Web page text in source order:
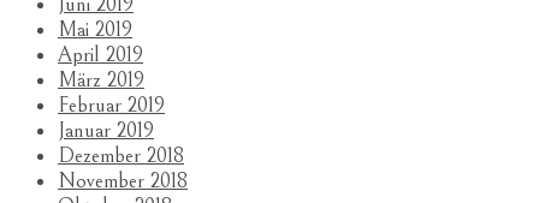
Mai 2019
April 2019
März 2019
Februar 2019
Januar 2019
Dezember 2018
November 2018